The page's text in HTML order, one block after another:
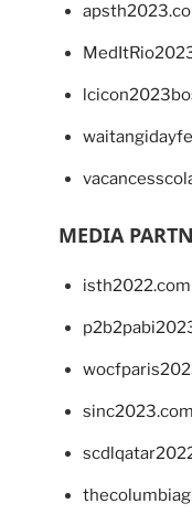
MEDIA
isth2022.com
sinc2023.com